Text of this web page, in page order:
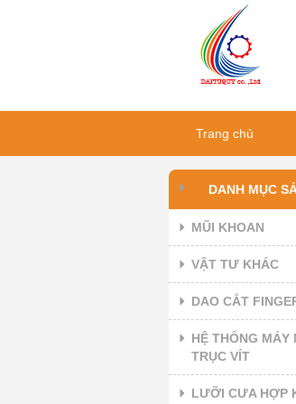
Trang chủ
DANH MỤC
MŨI KHOAN
VẬT TƯ KHÁC
DAO CẮT
HỆ THỐNG MÁY
TRỤC VÍT
LƯỠI CƯA HỢP